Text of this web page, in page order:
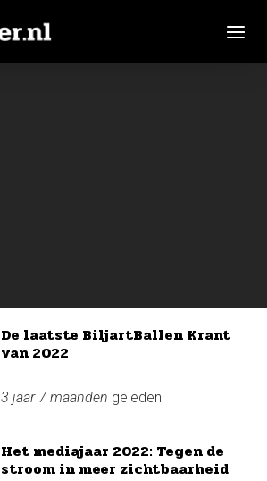
De laatste BiljartBallen Krant
van 2022
3 jaar 7 maanden geleden
Het mediajaar 2022: Tegen de
stroom in meer zichtbaarheid